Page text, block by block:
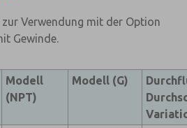
Verwendung mit der Option
Gewinde.
Modell
(NPT)
Modell (G)